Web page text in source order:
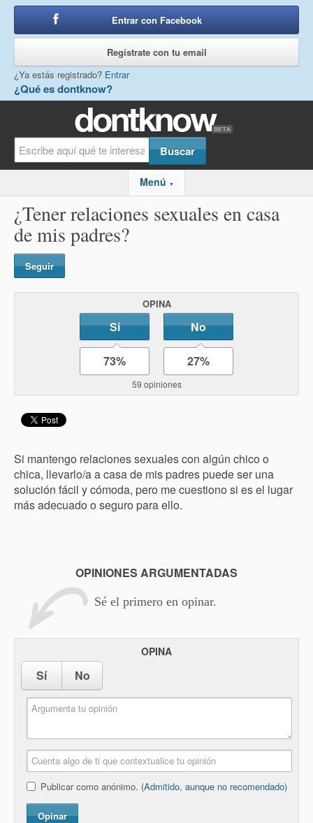
¿Qué es dontknow?
Entrar con Facebook
Regístrate con tu email
¿Ya estás registrado? Entrar
Menú ▼
¿Tener relaciones sexuales en casa
de mis padres?
Seguir
OPINA
Sí No
73% 27%
59 opiniones
Si mantengo relaciones sexuales con algún chico o
chica, llevarlo/a a casa de mis padres puede ser una
solución fácil y cómoda, pero me cuestiono si es el lugar
más adecuado o seguro para ello.
OPINIONES ARGUMENTADAS
Sé el primero en opinar.
OPINA
Sí No
Publicar como anónimo. (Admitido, aunque no recomendado)
Opinar